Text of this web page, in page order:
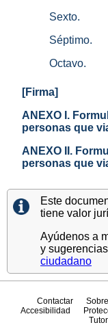
Sexto.
Séptimo.
Octavo.
[Firma]
ANEXO I.
personas que
ANEXO II.
personas que
Este
tiene valor
Ayúdenos a
y
ciudadano
Contactar
Accesibilidad